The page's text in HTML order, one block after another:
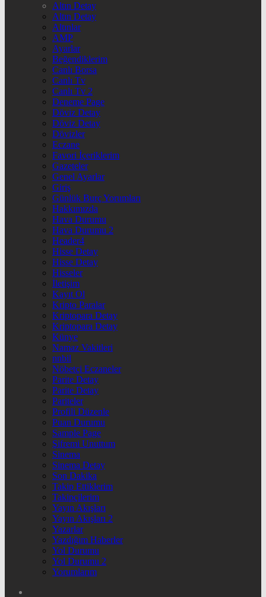
Altın Detay
Altın Detay
Altınlar
AMP
Ayarlar
Beğendiklerim
Canlı Borsa
Canlı Tv
Canlı Tv 2
Deneme Page
Döviz Detay
Döviz Detay
Dövizler
Eczane
Favori İçeriklerim
Gazeteler
Genel Ayarlar
Giriş
Günlük Burç Yorumları
Hakkımızda
Hava Durumu
Hava Durumu 2
Header4
Hisse Detay
Hisse Detay
Hisseler
İletişim
Kayıt Ol
Kripto Paralar
Kriptopara Detay
Kriptopara Detay
Künye
Namaz Vakitleri
nnbil
Nöbetçi Eczaneler
Parite Detay
Parite Detay
Pariteler
Profili Düzenle
Puan Durumu
Sample Page
Şifremi Unuttum
Sinema
Sinema Detay
Son Dakika
Takip Ettiklerim
Takipçilerim
Yayın Akışları
Yayın Akışları 2
Yazarlar
Yazdığım Haberler
Yol Durumu
Yol Durumu 2
Yorumlarım